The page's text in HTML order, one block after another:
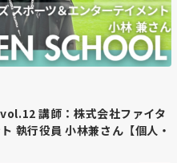
講師：株式会社ファイタ
執行役員 小林兼さん【個人・